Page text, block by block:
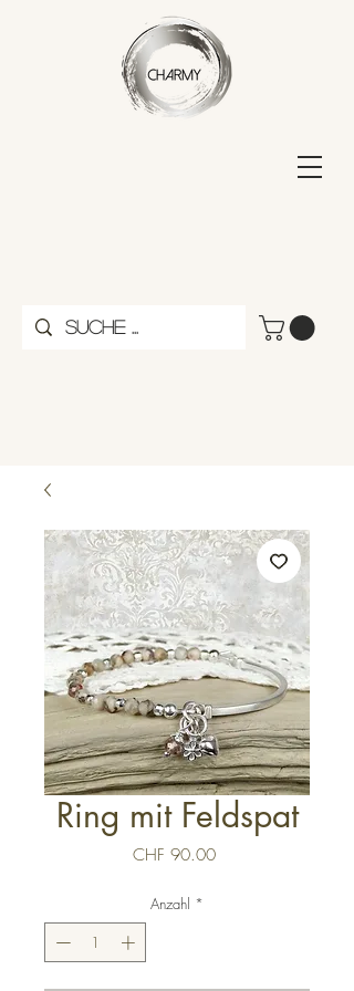
Ring mit Feldspat
CHF 90.00Preis
Anzahl *